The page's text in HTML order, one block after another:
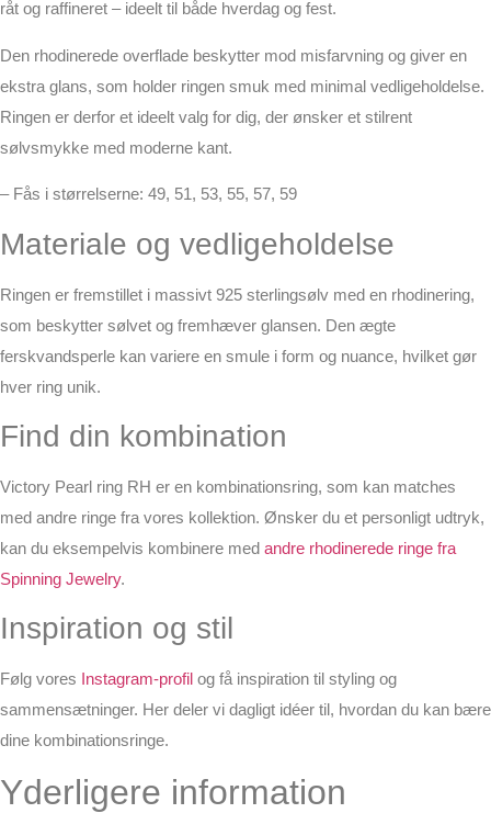
råt og raffineret – ideelt til både hverdag og fest.
Den rhodinerede overflade beskytter mod misfarvning og giver en
ekstra glans, som holder ringen smuk med minimal vedligeholdelse.
Ringen er derfor et ideelt valg for dig, der ønsker et stilrent
sølvsmykke med moderne kant.
– Fås i størrelserne: 49, 51, 53, 55, 57, 59
Materiale og vedligeholdelse
Ringen er fremstillet i massivt 925 sterlingsølv med en rhodinering,
som beskytter sølvet og fremhæver glansen. Den ægte
ferskvandsperle kan variere en smule i form og nuance, hvilket gør
hver ring unik.
Find din kombination
Victory Pearl ring RH er en kombinationsring, som kan matches
med andre ringe fra vores kollektion. Ønsker du et personligt udtryk,
kan du eksempelvis kombinere med andre rhodinerede ringe fra
Spinning Jewelry.
Inspiration og stil
Følg vores Instagram-profil og få inspiration til styling og
sammensætninger. Her deler vi dagligt idéer til, hvordan du kan bære
dine kombinationsringe.
Yderligere information